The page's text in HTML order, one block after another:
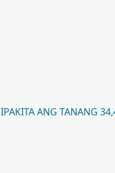
IPAKITA ANG TANANG